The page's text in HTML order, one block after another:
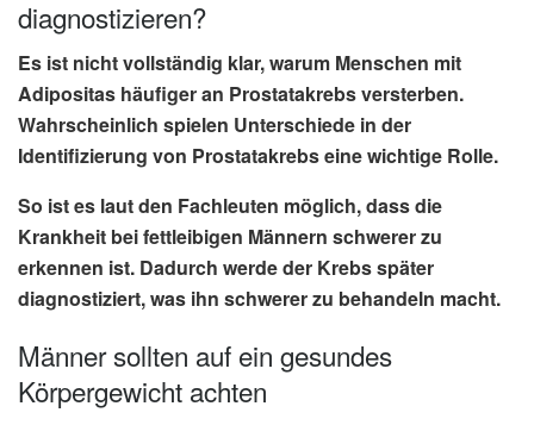
diagnostizieren?
Es ist nicht vollständig klar, warum Menschen mit
Adipositas häufiger an Prostatakrebs versterben.
Wahrscheinlich spielen Unterschiede in der
Identifizierung von Prostatakrebseine wichtige Rolle.
So ist es laut den Fachleuten möglich, dass die
Krankheit bei fettleibigen Männern schwerer zu
erkennen ist. Dadurch werde der Krebs später
diagnostiziert, was ihn schwerer zu behandeln macht.
Männer sollten auf ein gesundes
Körpergewicht achten